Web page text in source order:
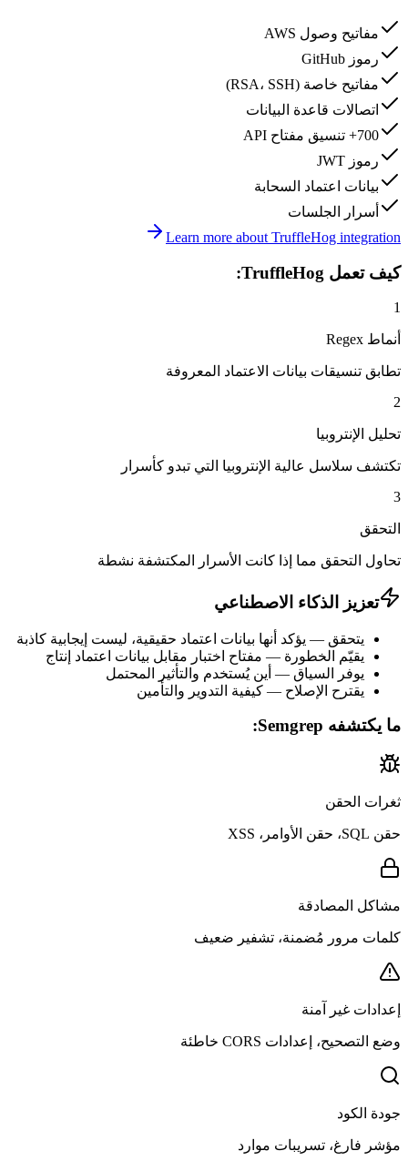
مفاتيح وصول AWS
رموز GitHub
مفاتيح خاصة (RSA، SSH)
اتصالات قاعدة البيانات
700+ تنسيق مفتاح API
رموز JWT
بيانات اعتماد السحابة
أسرار الجلسات
Learn more about TruffleHog integration
كيف تعمل TruffleHog:
1
أنماط Regex
تطابق تنسيقات بيانات الاعتماد المعروفة
2
تحليل الإنتروبيا
تكتشف سلاسل عالية الإنتروبيا التي تبدو كأسرار
3
التحقق
تحاول التحقق مما إذا كانت الأسرار المكتشفة نشطة
تعزيز الذكاء الاصطناعي
يتحقق — يؤكد أنها بيانات اعتماد حقيقية، ليست إيجابية كاذبة
يقيّم الخطورة — مفتاح اختبار مقابل بيانات اعتماد إنتاج
يوفر السياق — أين يُستخدم والتأثير المحتمل
يقترح الإصلاح — كيفية التدوير والتأمين
ما يكتشفه Semgrep:
ثغرات الحقن
حقن SQL، حقن الأوامر، XSS
مشاكل المصادقة
كلمات مرور مُضمنة، تشفير ضعيف
إعدادات غير آمنة
وضع التصحيح، إعدادات CORS خاطئة
جودة الكود
مؤشر فارغ، تسريبات موارد